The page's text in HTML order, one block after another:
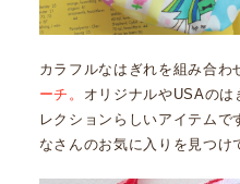
カラフルなはぎれを組み合わ
ーチ。 オリジナルやUSAのは
レクションらしいアイテム
なさんのお気に入りを見つけ